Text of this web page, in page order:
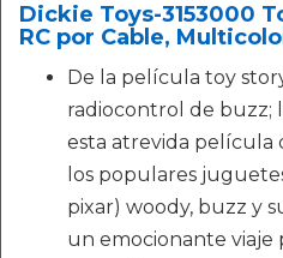
Dickie Toys-3153000
RC por Cable,
De la película toy
radiocontrol de buzz;
esta atrevida película
los populares
pixar) woody, buzz y
un emocionante viaje